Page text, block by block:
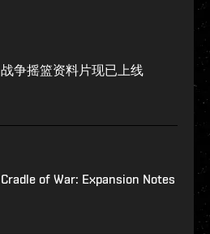
战争摇篮资料片现已上线
Cradle of War: Expansion Notes